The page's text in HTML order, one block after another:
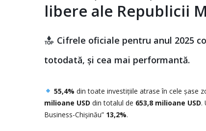
libere ale Republicii
Cifrele oficiale pentru anul 2025
totodată, și cea mai performantă.
55,4% din toate investițiile atrase în cele șase
milioane USD din totalul de 653,8 milioane USD.
Business-Chișinău” 13,2%.